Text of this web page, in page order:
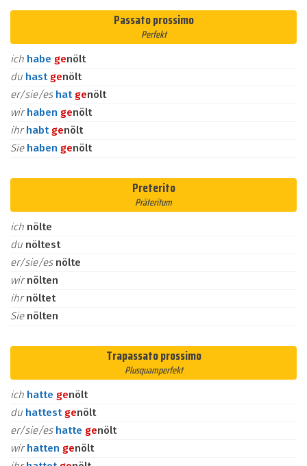
Passato prossimo
Perfekt
ich habe genölt
du hast genölt
er/sie/es hat genölt
wirhaben genölt
ihrhabt genölt
Sie haben genölt
Preterito
Präteritum
ich nölte
du nöltest
er/sie/es nölte
wirnölten
ihrnöltet
Sie nölten
Trapassato prossimo
Plusquamperfekt
ich hatte genölt
du hattest genölt
er/sie/es hatte genölt
wirhatten genölt